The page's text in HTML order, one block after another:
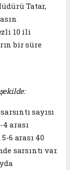
Tatar,
10 ili
bir süre
sayısı
arası
6 arası 40
sarsıntı var.